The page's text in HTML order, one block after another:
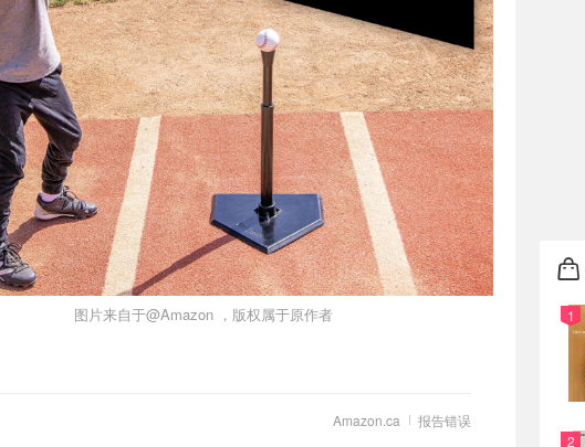
图片来自于@Amazon ，版权属于原作者
报告错误
Amazon.ca